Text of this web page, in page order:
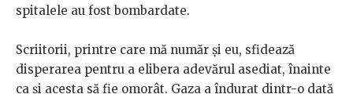
spitalele au fost bombardate.
Scriitorii, printre care mă număr și eu, sfidează
disperarea pentru a elibera adevărul asediat, înainte
ca și acesta să fie omorât. Gaza a îndurat dintr-o dată